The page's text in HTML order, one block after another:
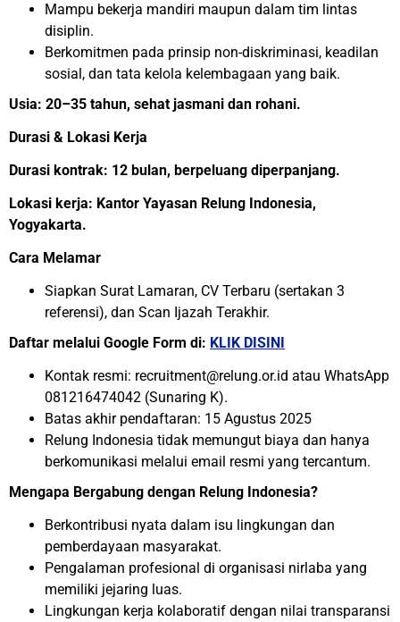
Mampu bekerja mandiri maupun dalam tim lintas
disiplin.
Berkomitmen pada prinsip non-diskriminasi, keadilan
sosial, dan tata kelola kelembagaan yang baik.
Usia: 20–35 tahun, sehat jasmani dan rohani.
Durasi & Lokasi Kerja
Durasi kontrak: 12 bulan, berpeluang diperpanjang.
Lokasi kerja: Kantor Yayasan Relung Indonesia,
Yogyakarta.
Cara Melamar
Siapkan Surat Lamaran, CV Terbaru (sertakan 3
referensi), dan Scan Ijazah Terakhir.
Daftar melalui Google Form di: KLIK DISINI
Kontak resmi: recruitment@relung.or.id atau WhatsApp
081216474042 (Sunaring K).
Batas akhir pendaftaran: 15 Agustus 2025
Relung Indonesia tidak memungut biaya dan hanya
berkomunikasi melalui email resmi yang tercantum.
Mengapa Bergabung dengan Relung Indonesia?
Berkontribusi nyata dalam isu lingkungan dan
pemberdayaan masyarakat.
Pengalaman profesional di organisasi nirlaba yang
memiliki jejaring luas.
Lingkungan kerja kolaboratif dengan nilai transparansi